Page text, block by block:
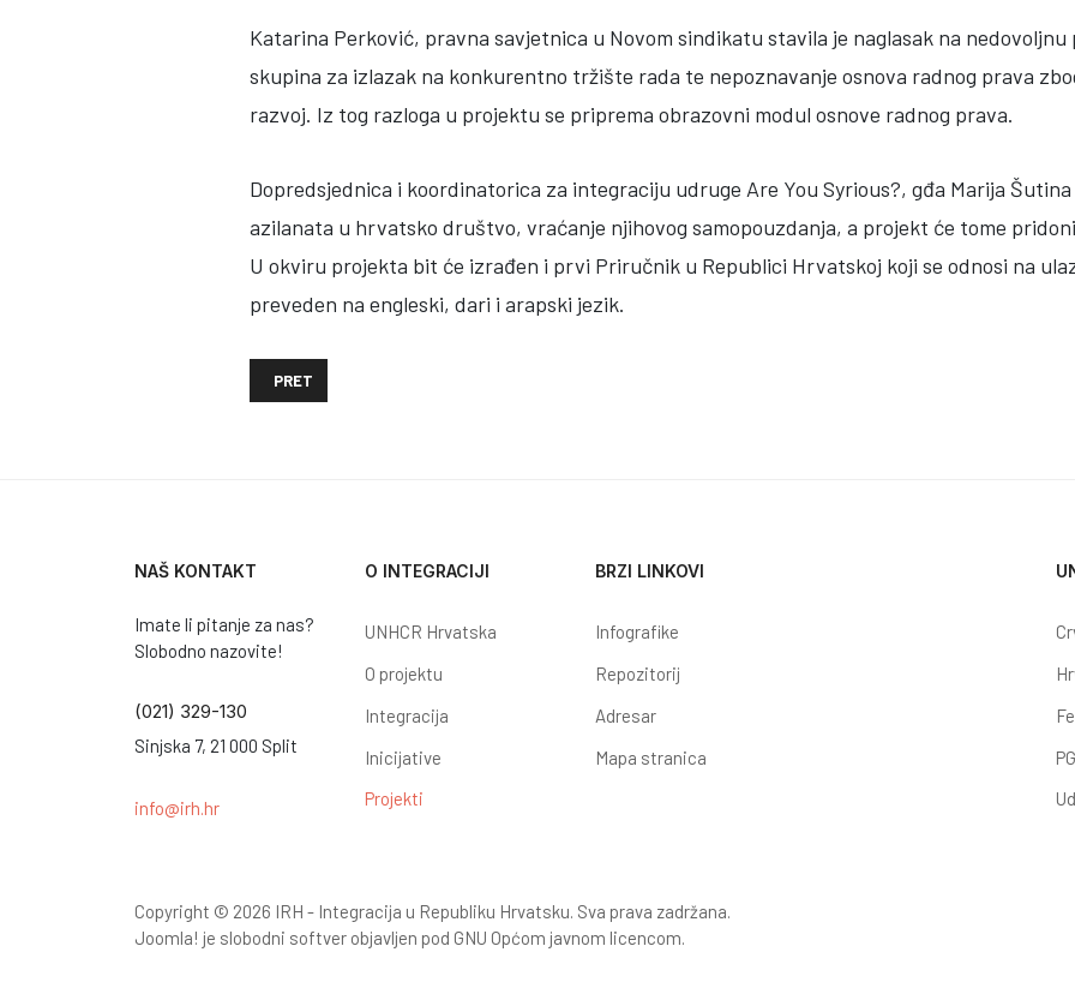
Katarina Perković, pravna savjetnica u Novom sindikatu stavila je naglasak na
skupina za izlazak na konkurentno tržište rada te nepoznavanje osnova radnog prava
razvoj. Iz tog razloga u projektu se priprema obrazovni modul osnove radnog prava.
Dopredsjednica i koordinatorica za integraciju udruge Are You Syrious?, gđa Marija
azilanata u hrvatsko društvo, vraćanje njihovog samopouzdanja, a projekt će tome
U okviru projekta bit će izrađen i prvi Priručnik u Republici Hrvatskoj koji se odnosi na
preveden na engleski, dari i arapski jezik.
PRETHODNI ČLANAK: €16.2 MILLION AMIF CALL FOR PROPOSALS TO SUPPORT INTEGRATION OF THIRD-
PRET
NAŠ KONTAKT
Imate li pitanje za nas?
Slobodno nazovite!
(021) 329-130
Sinjska 7, 21 000 Split
info@irh.hr
O INTEGRACIJI
UNHCR Hrvatska
O projektu
Integracija
Inicijative
Projekti
BRZI LINKOVI
Infografike
Repozitorij
Adresar
Mapa stranica
Copyright © 2026 IRH - Integracija u Republiku Hrvatsku. Sva prava zadržana.
Joomla! je slobodni softver objavljen pod GNU Općom javnom licencom.